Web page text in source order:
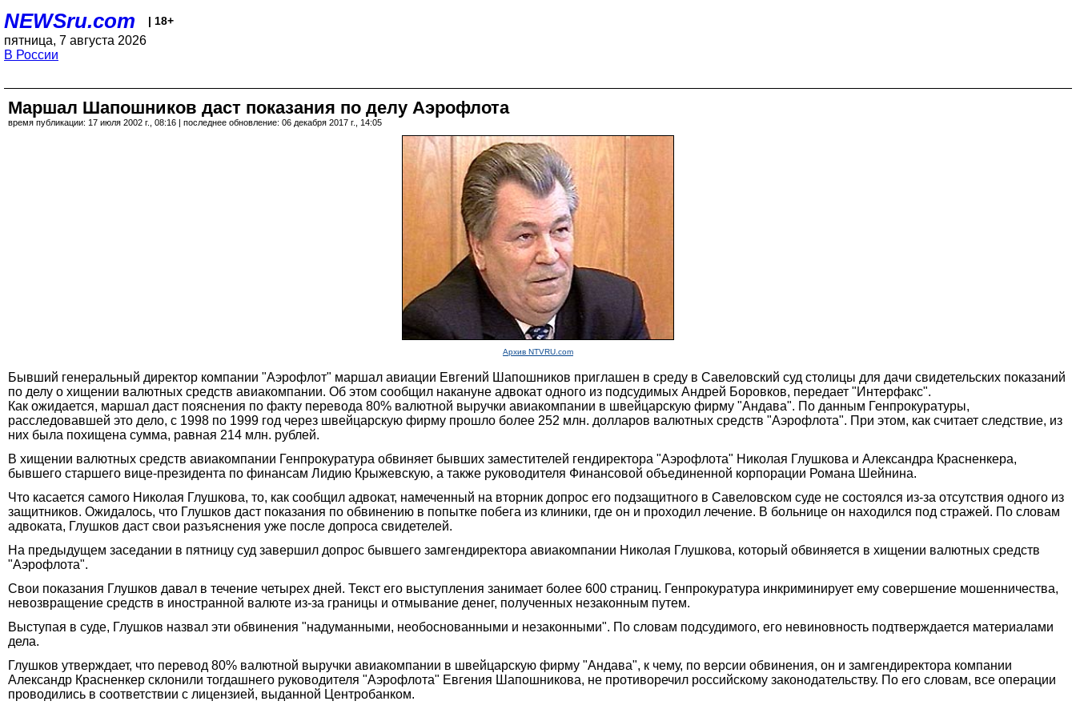
NEWSru.com | 18+
пятница, 7 августа 2026
В России
Маршал Шапошников даст показания по делу Аэрофлота
время публикации: 17 июля 2002 г., 08:16 | последнее обновление: 06 декабря 2017 г., 14:05
Архив NTVRU.com
Бывший генеральный директор компании "Аэрофлот" маршал авиации Евгений Шапошников приглашен в среду в Савеловский суд столицы для дачи свидетельских показаний
по делу о хищении валютных средств авиакомпании. Об этом сообщил накануне адвокат одного из подсудимых Андрей Боровков, передает "Интерфакс".
Как ожидается, маршал даст пояснения по факту перевода 80% валютной выручки авиакомпании в швейцарскую фирму "Андава". По данным Генпрокуратуры,
расследовавшей это дело, с 1998 по 1999 год через швейцарскую фирму прошло более 252 млн. долларов валютных средств "Аэрофлота". При этом, как считает следствие, из
них была похищена сумма, равная 214 млн. рублей.
В хищении валютных средств авиакомпании Генпрокуратура обвиняет бывших заместителей гендиректора "Аэрофлота" Николая Глушкова и Александра Красненкера,
бывшего старшего вице-президента по финансам Лидию Крыжевскую, а также руководителя Финансовой объединенной корпорации Романа Шейнина.
Что касается самого Николая Глушкова, то, как сообщил адвокат, намеченный на вторник допрос его подзащитного в Савеловском суде не состоялся из-за отсутствия одного из
защитников. Ожидалось, что Глушков даст показания по обвинению в попытке побега из клиники, где он и проходил лечение. В больнице он находился под стражей. По словам
адвоката, Глушков даст свои разъяснения уже после допроса свидетелей.
На предыдущем заседании в пятницу суд завершил допрос бывшего замгендиректора авиакомпании Николая Глушкова, который обвиняется в хищении валютных средств
"Аэрофлота".
Свои показания Глушков давал в течение четырех дней. Текст его выступления занимает более 600 страниц. Генпрокуратура инкриминирует ему совершение мошенничества,
невозвращение средств в иностранной валюте из-за границы и отмывание денег, полученных незаконным путем.
Выступая в суде, Глушков назвал эти обвинения "надуманными, необоснованными и незаконными". По словам подсудимого, его невиновность подтверждается материалами
дела.
Глушков утверждает, что перевод 80% валютной выручки авиакомпании в швейцарскую фирму "Андава", к чему, по версии обвинения, он и замгендиректора компании
Александр Красненкер склонили тогдашнего руководителя "Аэрофлота" Евгения Шапошникова, не противоречил российскому законодательству. По его словам, все операции
проводились в соответствии с лицензией, выданной Центробанком.